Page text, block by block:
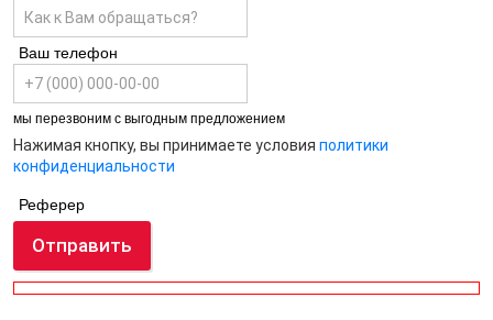
Ваш телефон
мы перезвоним с выгодным предложением
Нажимая кнопку, вы принимаете условия политики
конфиденциальности
Реферер
Отправить